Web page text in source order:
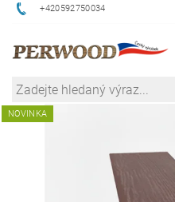
+420592750034
NOVINKA